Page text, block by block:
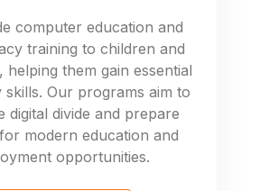
computer education and
training to children and
helping them gain essential
Our programs aim to
digital divide and prepare
modern education and
opportunities.